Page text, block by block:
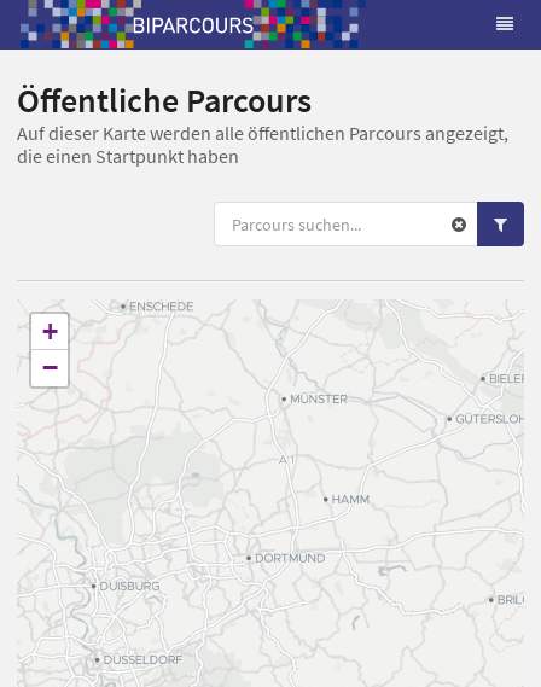
Öffentliche Parcours
Auf dieser Karte werden alle öffentlichen Parcours angezeigt,
die einen Startpunkt haben
+
−